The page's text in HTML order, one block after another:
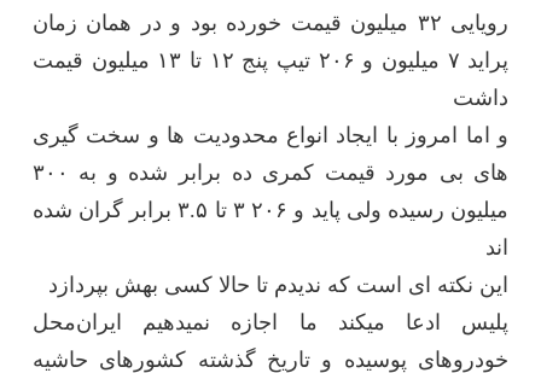
رویایی ۳۲ میلیون قیمت خورده بود و در همان زمان
پراید ۷ میلیون و ۲۰۶ تیپ پنج ۱۲ تا ۱۳ میلیون قیمت
داشت
و اما امروز با ایجاد انواع محدودیت ها و سخت گیری
های بی مورد قیمت کمری ده برابر شده و به ۳۰۰
میلیون رسیده ولی پاید و ۲۰۶ ۳ تا ۳.۵ برابر گران شده
اند
این نکته ای است که ندیدم تا حالا کسی بهش بپردازد
پلیس ادعا میکند ما اجازه نمیدهیم ایران‌محل
خودروهای پوسیده و تاریخ گذشته کشورهای حاشیه